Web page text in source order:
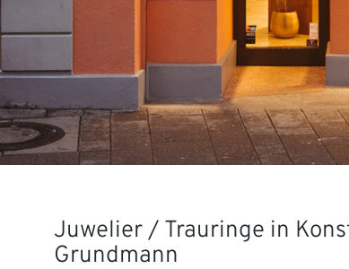
Juwelier / Trauringe in
Grundmann